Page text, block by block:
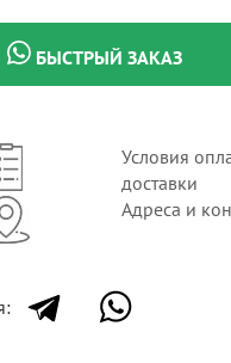
БЫСТРЫЙ ЗАКАЗ
Условия
доставки
Адреса и